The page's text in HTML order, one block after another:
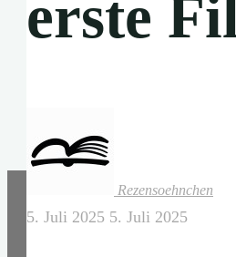
erste
Rezensoehnchen
5. Juli 2025 5. Juli 2025